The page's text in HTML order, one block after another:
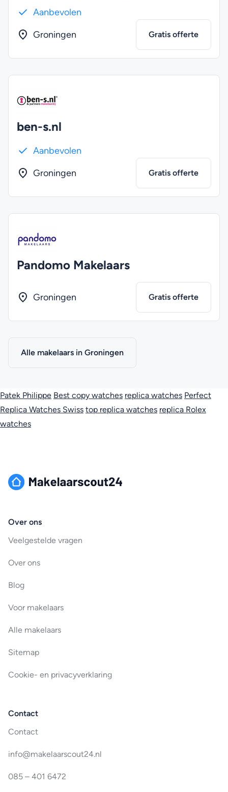
Aanbevolen
Groningen
Gratis offerte
ben-s.nl
Aanbevolen
Groningen
Gratis offerte
Pandomo Makelaars
Groningen Gratis offerte
Alle makelaars in Groningen
Patek Philippe Best copy watches replica watches Perfect
Replica Watches Swiss top replica watches replica Rolex
watches
Over ons
Veelgestelde vragen
Over ons
Blog
Voor makelaars
Alle makelaars
Sitemap
Cookie- en privacyverklaring
Contact
Contact
info@makelaarscout24.nl
085 – 401 6472